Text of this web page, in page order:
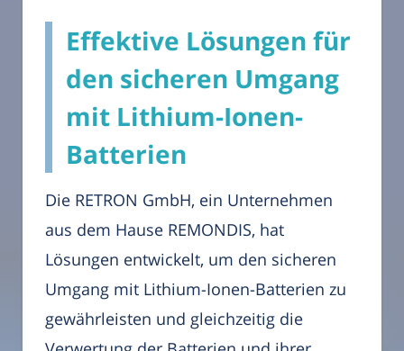
Effektive Lösungen für
den sicheren Umgang
mit Lithium-Ionen-
Batterien
Die RETRON GmbH, ein Unternehmen
aus dem Hause REMONDIS, hat
Lösungen entwickelt, um den sicheren
Umgang mit Lithium-Ionen-Batterien zu
gewährleisten und gleichzeitig die